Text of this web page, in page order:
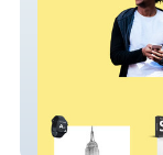
Tienda Bandera